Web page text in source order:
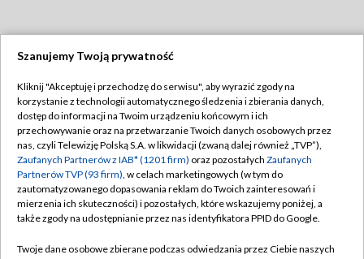
TVP
Abonament TVP
Emisja w TVP
Centrum informacji TVP
Naziemna Telewizja Cyfrowa
Regulamin TVP
Polityka prywatności
Moje zgody
Pomoc
Szanujemy Twoją prywatność
Kliknij "Akceptuję i przechodzę do serwisu", aby wyrazić zgody na
korzystanie z technologii automatycznego śledzenia i zbierania danych,
dostęp do informacji na Twoim urządzeniu końcowym i ich
przechowywanie oraz na przetwarzanie Twoich danych osobowych przez
nas, czyli Telewizję Polską S.A. w likwidacji (zwaną dalej również „TVP”),
Zaufanych Partnerów z IAB* (1201 firm) oraz pozostałych Zaufanych
Partnerów TVP (93 firm), w celach marketingowych (w tym do
zautomatyzowanego dopasowania reklam do Twoich zainteresowań i
mierzenia ich skuteczności) i pozostałych, które wskazujemy poniżej, a
także zgody na udostępnianie przez nas identyfikatora PPID do Google.
Twoje dane osobowe zbierane podczas odwiedzania przez Ciebie naszych